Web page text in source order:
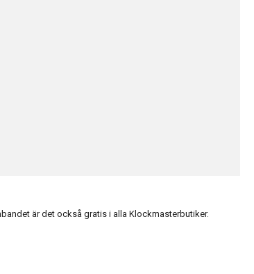
är det också gratis i alla Klockmasterbutiker.